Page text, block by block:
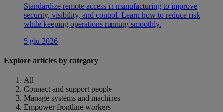
Standardize remote access in manufacturing to improve
security, visibility, and control. Learn how to reduce risk
while keeping operations running smoothly.
5 giu 2026
Explore articles by category
All
Connect and support people
Manage systems and machines
Empower frontline workers